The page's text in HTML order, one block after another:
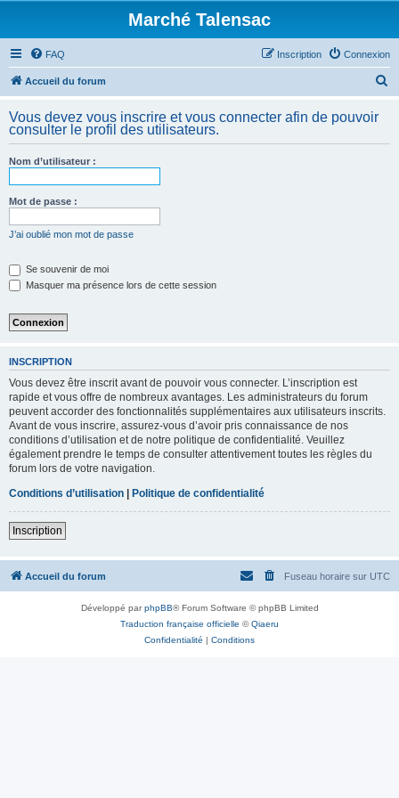
Marché Talensac
FAQ Connexion
Inscription
Accueil du forum
h
Vous devez vous inscrire et vous connecter afin de pouvoir
consulter le profil des utilisateurs.
Nom d’utilisateur :
Mot de passe :
J’ai oublié mon mot de passe
Se souvenir de moi
Masquer ma présence lors de cette session
INSCRIPTION
Vous devez être inscrit avant de pouvoir vous connecter. L’inscription est
rapide et vous offre de nombreux avantages. Les administrateurs du forum
peuvent accorder des fonctionnalités supplémentaires aux utilisateurs inscrits.
Avant de vous inscrire, assurez-vous d’avoir pris connaissance de nos
conditions d’utilisation et de notre politique de confidentialité. Veuillez
également prendre le temps de consulter attentivement toutes les règles du
forum lors de votre navigation.
Conditions d’utilisation | Politique de confidentialité
Inscription
Accueil du forum Fuseau horaire sur UTC
Développé parphpBB® Forum Software © phpBB Limited
Traduction française officielle ©Qiaeru
Confidentialité | Conditions